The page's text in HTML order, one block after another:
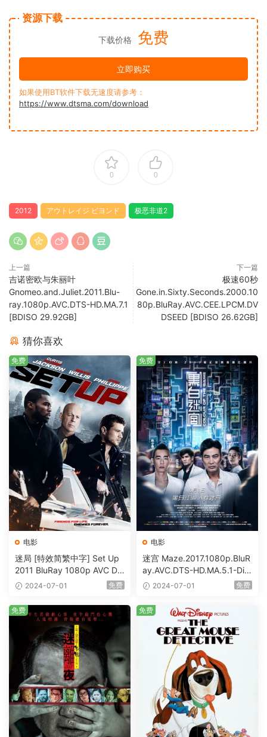
资源下载
下载价格 免费
立即购买
如果使用BT软件下载无速度请参考：
https://www.dtsma.com/download
0 0
2012 アウトレイジ ビヨンド 极恶非道2
上一篇
吉诺密欧与朱丽叶
Gnomeo.and.Juliet.2011.Blu-
ray.1080p.AVC.DTS-HD.MA.7.1
[BDISO 29.92GB]
下一篇
极速60秒
Gone.in.Sixty.Seconds.2000.10
80p.BluRay.AVC.CEE.LPCM.DV
DSEED [BDISO 26.62GB]
猜你喜欢
电影
迷局 [特效简繁中字] Set Up
2011 BluRay 1080p AVC DT
S-HD MA5.1-shhaclm@CHD
2024-07-01 免费
免费
电影
迷宫 Maze.2017.1080p.BluR
ay.AVC.DTS-HD.MA.5.1-DiY
@HDHome [BDISO 19.7GB]
2024-07-01 免费
免费
免费 免费